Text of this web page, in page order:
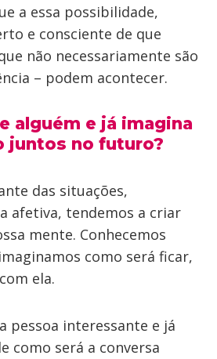
a essa possibilidade,
e consciente de que
não necessariamente são
– podem acontecer.
alguém e já imagina
juntos no futuro?
das situações,
afetiva, tendemos a criar
mente. Conhecemos
como será ficar,
ela.
pessoa interessante e já
como será a conversa